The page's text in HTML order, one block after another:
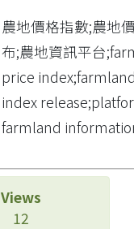
農地價格指數;農地
布;農地資訊平台
price
index
farmland
Views
12